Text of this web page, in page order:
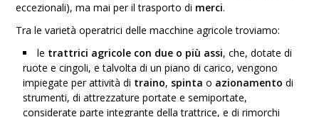
eccezionali), ma mai per iltrasporto di merci.
Tra le varietàoperatrici delle macchine agricole troviamo:
le trattrici agricole con due o più assi, che, dotate di
ruote e cingoli, e talvolta di un piano di carico, vengono
impiegate per attività di traino, spinta o azionamento di
strumenti, diattrezzature portate e semiportate,
considerate parteintegrante della trattrice, e di rimorchi